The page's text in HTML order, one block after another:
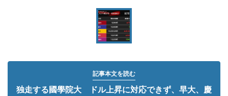
記事本文を読む
独走する國學院大 ドル上昇に対応できず、早大、慶